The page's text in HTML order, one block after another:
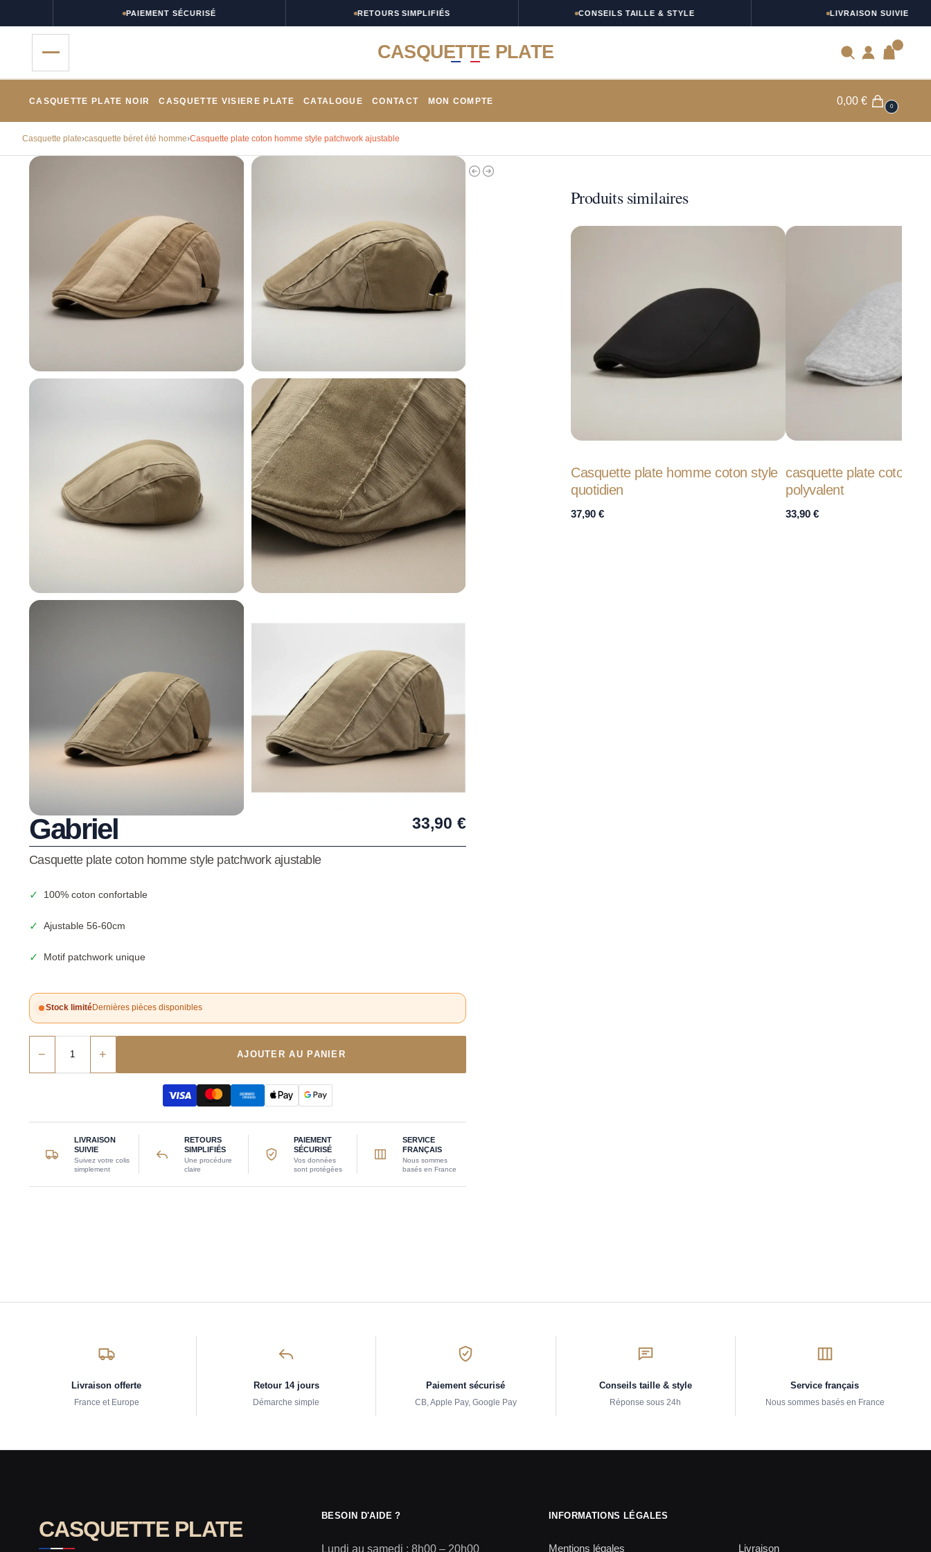
PAIEMENT SÉCURISÉ RETOURS SIMPLIFIÉS CONSEILS TAILLE & STYLE LIVRAISON SUIVIE
CASQUETTE PLATE
CASQUETTE PLATE NOIR CASQUETTE VISIERE PLATE CATALOGUE CONTACT MON COMPTE 0,00€ 0
Casquette plate›casquette béret été homme›Casquette plate coton homme style patchwork ajustable
Gabriel 33,90 €
Casquette plate coton homme style patchwork ajustable
✓ 100% coton confortable
✓ Ajustable 56-60cm
✓ Motif patchwork unique
Stock limitéDernières pièces disponibles
− + AJOUTER AU PANIER
LIVRAISON
SUIVIE
Suivez votre colis
simplement
RETOURS
SIMPLIFIÉS
Une procédure
claire
PAIEMENT
SÉCURISÉ
Vos données
sont protégées
SERVICE
FRANÇAIS
Nous sommes
basés en France
Produits similaires
Casquette plate homme coton style
quotidien
37,90€
casquette plate coton
polyvalent
33,90€
Livraison offerte
France et Europe
Retour 14 jours
Démarche simple
Paiement sécurisé
CB, Apple Pay, Google Pay
Conseils taille & style
Réponse sous 24h
Service français
Nous sommes basés en France
CASQUETTE PLATE
BESOIN D'AIDE ?
Lundi au samedi : 8h00 – 20h00
INFORMATIONS LÉGALES
Mentions légales Livraison